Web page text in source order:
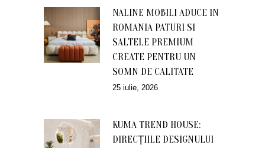
NALINE MOBILI ADUCE IN
ROMANIA PATURI SI
SALTELE PREMIUM
CREATE PENTRU UN
SOMN DE CALITATE
25 iulie, 2026
KUMA TREND HOUSE:
DIRECȚIILE DESIGNULUI